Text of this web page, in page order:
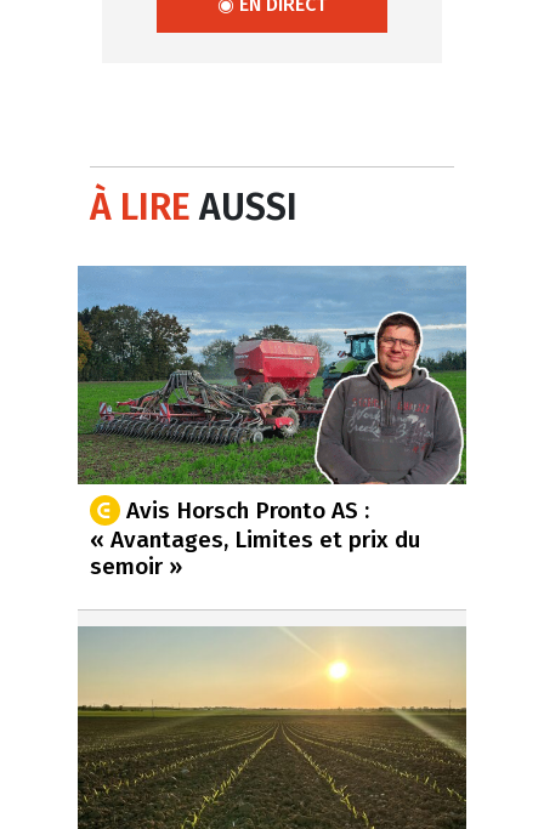
◉ EN DIRECT
À LIREAUSSI
Avis Horsch Pronto AS :
« Avantages, Limites et prix du
semoir »